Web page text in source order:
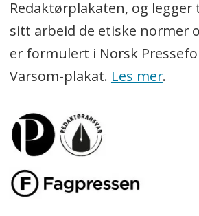
Redaktørplakaten, og
sitt arbeid de etiske normer
er formulert i Norsk
Varsom-plakat. Les mer.